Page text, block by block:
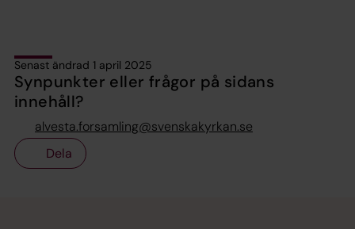
Senast ändrad 1 april 2025
Synpunkter eller frågor på sidans
innehåll?
alvesta.forsamling@svenskakyrkan.se
Dela